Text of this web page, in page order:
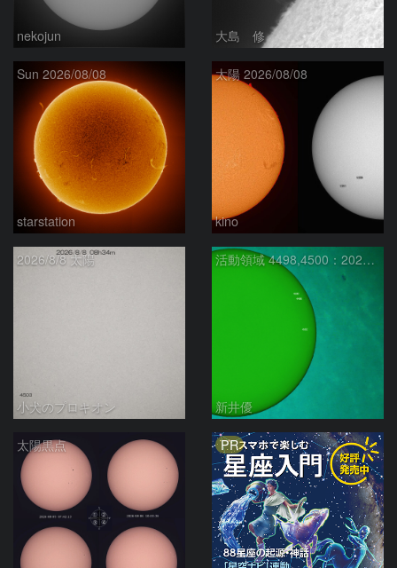
nekojun 大島 修
Sun 2026/08/08
starstation
太陽 2026/08/08
kino
2026/8/8 太陽
小犬のプロキオン
活動領域 4498,4500：2026/08/08
新井優
太陽黒点 PR